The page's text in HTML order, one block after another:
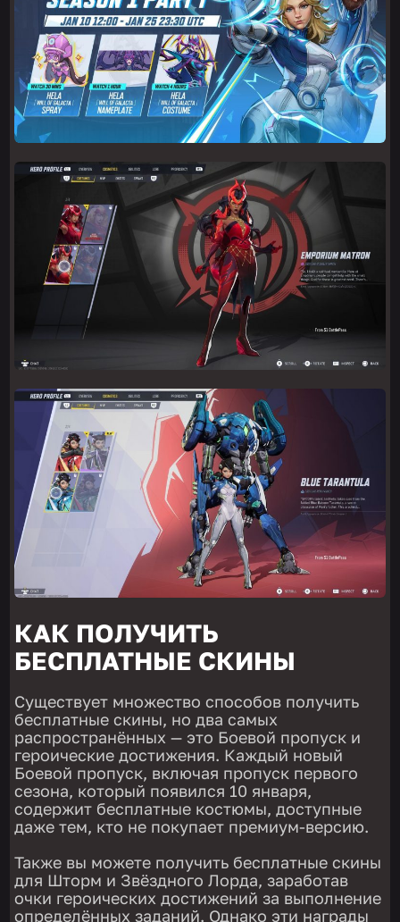
КАК ПОЛУЧИТЬ
БЕСПЛАТНЫЕ СКИНЫ
Существует множество способов получить
бесплатные скины, но два самых
распространённых — это Боевой пропуск и
героические достижения. Каждый новый
Боевой пропуск, включая пропуск первого
сезона, который появился 10 января,
содержит бесплатные костюмы, доступные
даже тем, кто не покупает премиум-версию.
Также вы можете получить бесплатные скины
для Шторм и Звёздного Лорда, заработав
очки героических достижений за выполнение
определённых заданий. Однако эти награды